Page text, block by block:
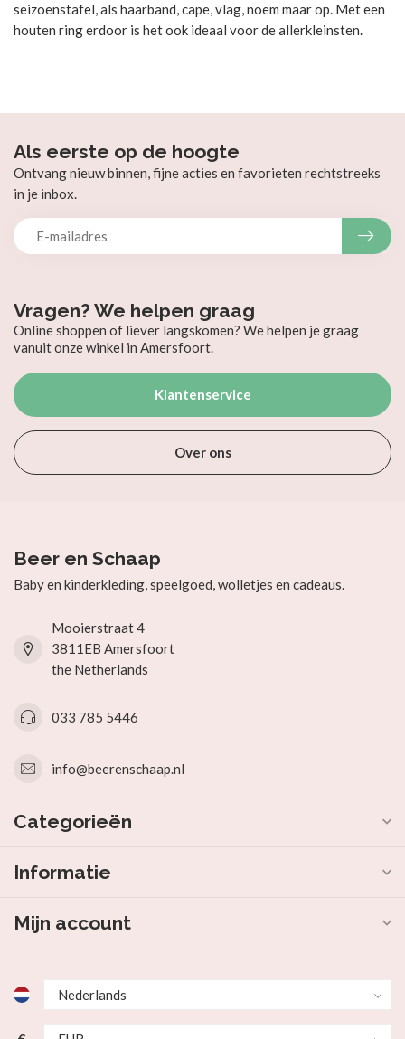
seizoenstafel, als haarband, cape, vlag, noem maar op. Met een
houten ring erdoor is het ook ideaal voor de allerkleinsten.
Vragen? We helpen graag
Online shoppen of liever langskomen? We helpen je graag
vanuit onze winkel in Amersfoort.
Klantenservice
Over ons
Als eerste op de hoogte
Ontvang nieuw binnen, fijne acties en favorieten rechtstreeks
in je inbox.
Beer en Schaap
Baby en kinderkleding, speelgoed, wolletjes en cadeaus.
Mooierstraat 4
3811EB Amersfoort
the Netherlands
033 785 5446
info@beerenschaap.nl
Categorieën
Informatie
Mijn account